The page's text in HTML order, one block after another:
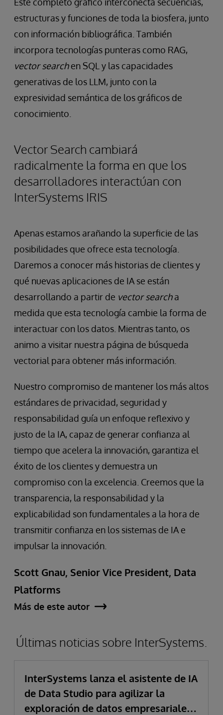
estructuras y funciones de toda la biosfera, junto
con información bibliográfica. También
incorpora tecnologías punteras como RAG,
vector searchen SQL y las capacidades
generativas de los LLM, junto con la
expresividad semántica de los gráficos de
conocimiento.
Vector Search cambiará
radicalmente la forma en que los
desarrolladores interactúan con
InterSystems IRIS
Apenas estamos arañando la superficie de las
posibilidades que ofrece esta tecnología.
Daremos a conocer más historias de clientes y
qué nuevas aplicaciones de IA se están
desarrollando a partir de vector searcha
medida que esta tecnología cambie la forma de
interactuar con los datos. Mientras tanto, os
animo a visitar nuestra página de búsqueda
vectorial para obtener más información.
Nuestro compromiso de mantener los más altos
estándares de privacidad, seguridad y
responsabilidad guía un enfoque reflexivo y
justo de la IA, capaz de generar confianza al
tiempo que acelera la innovación, garantiza el
éxito de los clientes y demuestra un
compromiso con la excelencia. Creemos que la
transparencia, la responsabilidad y la
explicabilidad son fundamentales a la hora de
transmitir confianza en los sistemas de IA e
impulsar la innovación.
Scott Gnau, Senior Vice President, Data
Platforms
Más de este autor
Últimas noticias sobre InterSystems.
InterSystems lanza el asistente de IA
de Data Studio para agilizar la
exploración de datos empresariales